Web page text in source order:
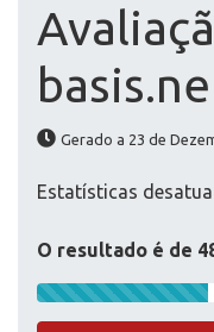
Gerado a 23 de
Estatísticas
O resultado é de